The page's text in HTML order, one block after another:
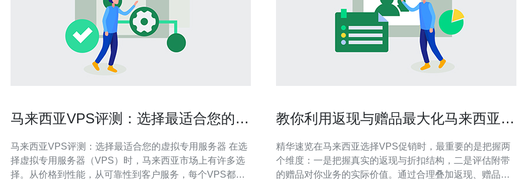
马来西亚VPS评测：选择最适合您的虚
马来西亚VPS评测：选择最适合您的虚拟专用服务器 在选
择虚拟专用服务器（VPS）时，马来西亚市场上有许多选
择。从价格到性能，从可靠性到客户服务，每个VPS都有
教你利用返现与赠品最大化马来西亚
精华速览在马来西亚选择VPS促销时，最重要的是把握两
个维度：一是把握真实的返现与折扣结构，二是评估附带
的赠品对你业务的实际价值。通过合理叠加返现、赠品和